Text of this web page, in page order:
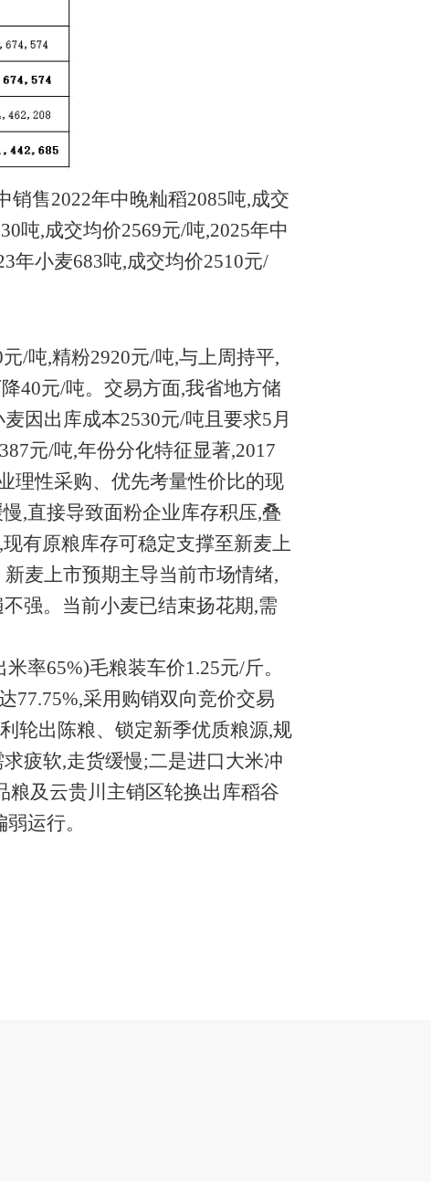
销售2022年中晚籼稻2085吨,成交
吨,成交均价2569元/吨,2025年中
年小麦683吨,成交均价2510元/
元/吨,精粉2920元/吨,与上周持平,
40元/吨。交易方面,我省地方储
因出库成本2530元/吨且要求5月
元/吨,年份分化特征显著,2017
理性采购、优先考量性价比的现
,直接导致面粉企业库存积压,叠
有原粮库存可稳定支撑至新麦上
麦上市预期主导当前市场情绪,
强。当前小麦已结束扬花期,需
米率65%)毛粮装车价1.25元/斤。
77.75%,采用购销双向竞价交易
轮出陈粮、锁定新季优质粮源,规
疲软,走货缓慢;二是进口大米冲
粮及云贵川主销区轮换出库稻谷
运行。